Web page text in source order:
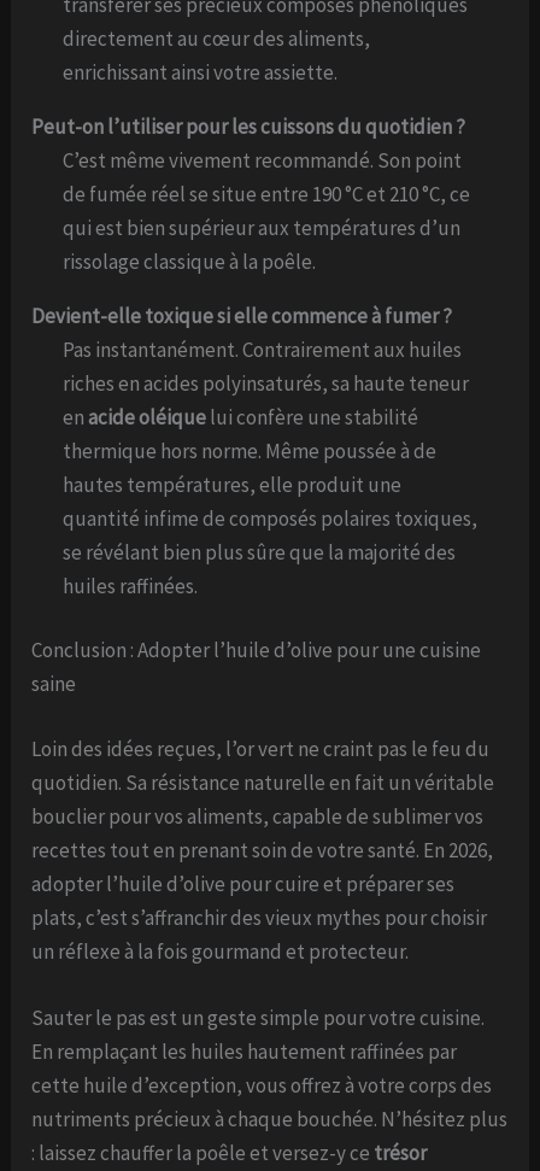
directement au cœur des aliments,
enrichissant ainsi votre assiette.
Peut-on l’utiliser pour les cuissons du quotidien ?
C’est même vivement recommandé. Son point
de fumée réel se situe entre 190 °C et 210 °C, ce
qui est bien supérieur aux températures d’un
rissolage classique à la poêle.
Devient-elle toxique si elle commence à fumer ?
Pas instantanément. Contrairement aux huiles
riches en acides polyinsaturés, sa haute teneur
enacide oléiquelui confère une stabilité
thermique hors norme. Même poussée à de
hautes températures, elle produit une
quantité infime de composés polaires toxiques,
se révélant bien plus sûre que la majorité des
huiles raffinées.
Conclusion : Adopter l’huile d’olive pour une cuisine
saine
Loin des idées reçues, l’or vert ne craint pas le feu du
quotidien. Sa résistance naturelle en fait un véritable
bouclier pour vos aliments, capable de sublimer vos
recettes tout en prenant soin de votre santé. En 2026,
adopter l’huile d’olive pour cuire et préparer ses
plats, c’est s’affranchir des vieux mythes pour choisir
un réflexe à la fois gourmand et protecteur.
Sauter le pas est un geste simple pour votre cuisine.
En remplaçant les huiles hautement raffinées par
cette huile d’exception, vous offrez à votre corps des
nutriments précieux à chaque bouchée. N’hésitez plus
: laissez chauffer la poêle et versez-y ce trésor